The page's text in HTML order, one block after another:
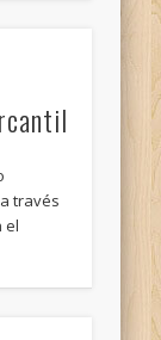
través
el